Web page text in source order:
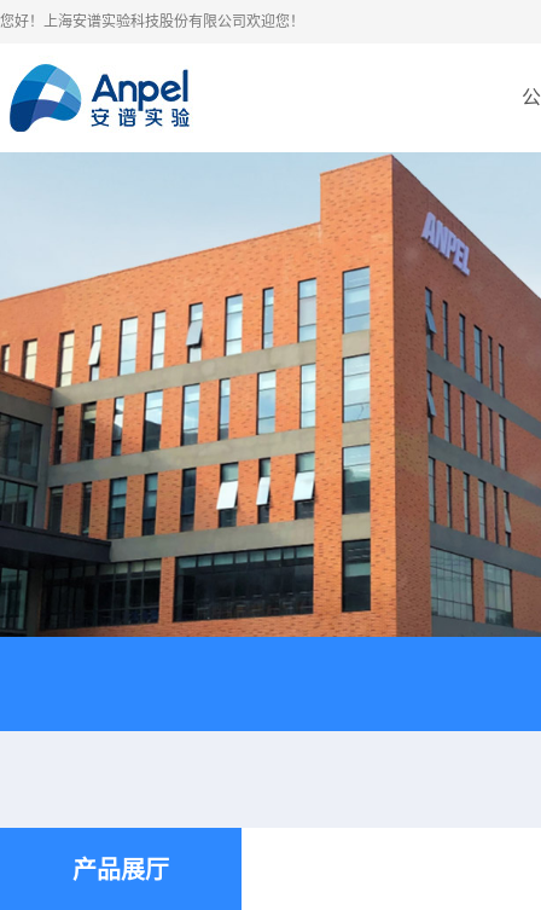
您好！上海安谱实验科技股份有限公司欢迎您！
产品展厅